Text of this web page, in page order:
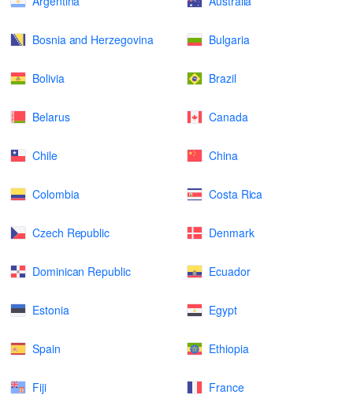
Bosnia and Herzegovina Bulgaria
Bolivia Brazil
Belarus Canada
Chile China
Colombia Costa Rica
Czech Republic Denmark
Dominican Republic Ecuador
Estonia Egypt
Spain Ethiopia
Fiji France